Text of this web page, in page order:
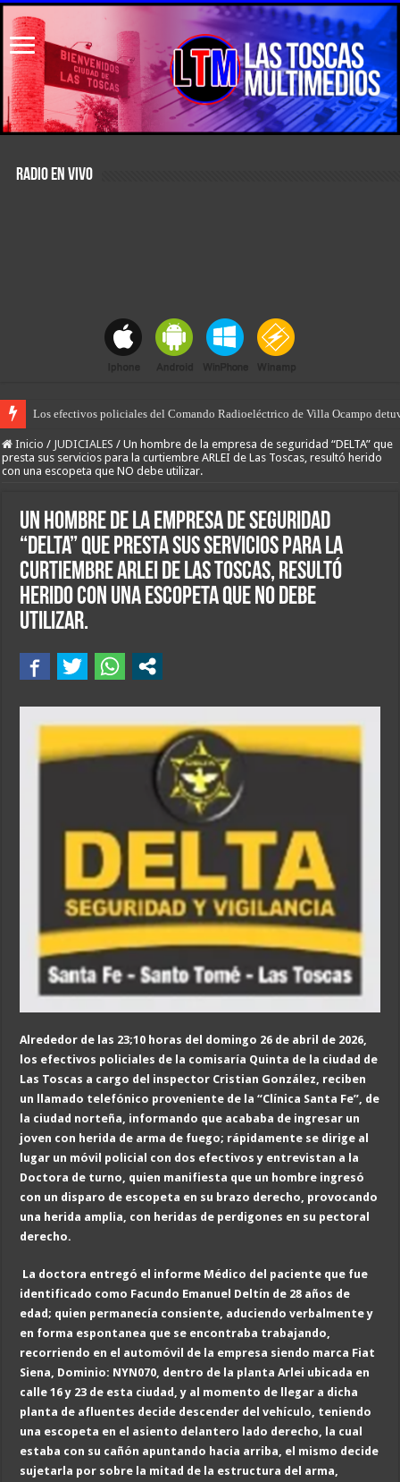
RADIO EN VIVO
Los efectivos policiales del Comando Radioeléctrico de Villa Ocampo
El desarrollo del norte, “más producción, más empleo y más
Inicio / JUDICIALES / Un hombre de la empresa de seguridad “DELTA” que
presta sus servicios para la curtiembre ARLEI de Las Toscas, resultó herido
con una escopeta que NO debe utilizar.
Un hombre de la empresa de seguridad
“DELTA” que presta sus servicios para la
curtiembre ARLEI de Las Toscas, resultó
herido con una escopeta que NO debe
utilizar.
Alrededor de las 23;10 horas del domingo 26 de abril de 2026,
los efectivos policiales de la comisaría Quinta de la ciudad de
Las Toscas a cargo del inspector Cristian González, reciben
un llamado telefónico proveniente de la “Clínica Santa Fe”, de
la ciudad norteña, informando que acababa de ingresar un
joven con herida de arma de fuego; rápidamente se dirige al
lugar un móvil policial con dos efectivos y entrevistan a la
Doctora de turno, quien manifiesta que un hombre ingresó
con un disparo de escopeta en su brazo derecho, provocando
una herida amplia, con heridas de perdigones en su pectoral
derecho.
La doctora entregó el informe Médico del paciente que fue
identificado como Facundo Emanuel Deltín de 28 años de
edad; quien permanecía consiente, aduciendo verbalmente y
en forma espontanea que se encontraba trabajando,
recorriendo en el automóvil de la empresa siendo marca Fiat
Siena, Dominio: NYN070, dentro de la planta Arlei ubicada en
calle 16 y 23 de esta ciudad, y al momento de llegar a dicha
planta de afluentes decide descender del vehículo, teniendo
una escopeta en el asiento delantero lado derecho, la cual
estaba con su cañón apuntando hacia arriba, el mismo decide
sujetarla por sobre la mitad de la estructura del arma,